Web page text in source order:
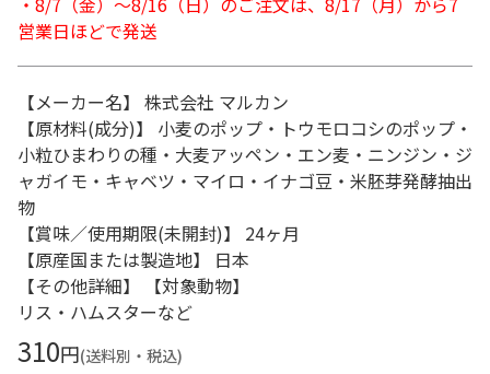
営業日ほどで発送
【メーカー名】 株式会社 マルカン
【原材料(成分)】 小麦のポップ・トウモロコシのポップ・
小粒ひまわりの種・大麦アッペン・エン麦・ニンジン・ジ
ャガイモ・キャベツ・マイロ・イナゴ豆・米胚芽発酵抽出
物
【賞味／使用期限(未開封)】 24ヶ月
【原産国または製造地】 日本
【その他詳細】 【対象動物】
リス・ハムスターなど
310円(送料別・税込)